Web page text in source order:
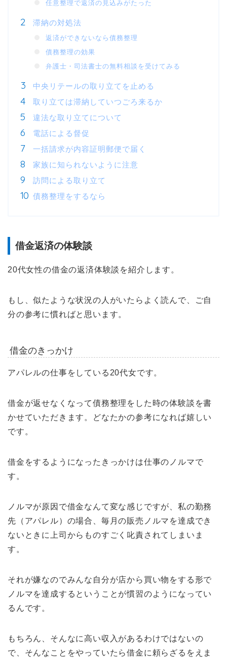
任意整理で返済の見込みがたった
滞納の対処法
返済ができないなら債務整理
債務整理の効果
弁護士・司法書士の無料相談を受けてみる
中央リテールの取り立てを止める
取り立ては滞納していつごろ来るか
違法な取り立てについて
電話による督促
一括請求が内容証明郵便で届く
家族に知られないように注意
訪問による取り立て
債務整理をするなら
借金返済の体験談
20代女性の借金の返済体験談を紹介します。
もし、似たような状況の人がいたらよく読んで、ご自
分の参考に慣ればと思います。
借金のきっかけ
アパレルの仕事をしている20代女です。
借金が返せなくなって債務整理をした時の体験談を書
かせていただきます。どなたかの参考になれば嬉しい
です。
借金をするようになったきっかけは仕事のノルマで
す。
ノルマが原因で借金なんて変な感じですが、私の勤務
先（アパレル）の場合、毎月の販売ノルマを達成でき
ないときに上司からものすごく叱責されてしまいま
す。
それが嫌なのでみんな自分が店から買い物をする形で
ノルマを達成するということが慣習のようになってい
るんです。
もちろん、そんなに高い収入があるわけではないの
で、そんなことをやっていたら借金に頼らざるをえま